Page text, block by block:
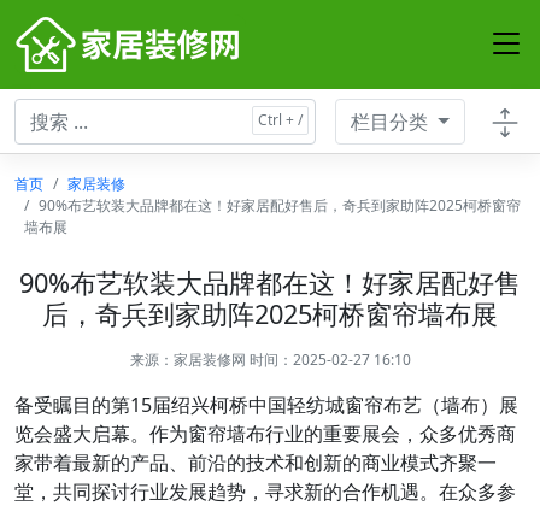
栏目分类
首页
家居装修
90%布艺软装大品牌都在这！好家居配好售后，奇兵到家助阵2025柯桥窗帘
墙布展
90%布艺软装大品牌都在这！好家居配好售
后，奇兵到家助阵2025柯桥窗帘墙布展
来源： 家居装修网 时间：2025-02-27 16:10
备受瞩目的第15届绍兴柯桥中国轻纺城窗帘布艺（墙布）展
览会盛大启幕。作为窗帘墙布行业的重要展会，众多优秀商
家带着最新的产品、前沿的技术和创新的商业模式齐聚一
堂，共同探讨行业发展趋势，寻求新的合作机遇。在众多参